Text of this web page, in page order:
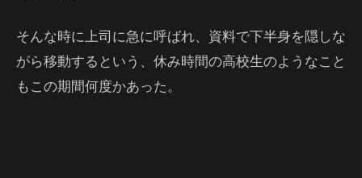
そんな時に上司に急に呼ばれ、資料で下半身を隠しな
がら移動するという、休み時間の高校生のようなこと
もこの期間何度かあった。